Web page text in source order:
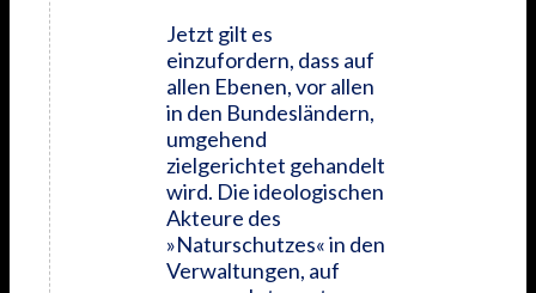
Jetzt gilt es
einzufordern, dass auf
allen Ebenen, vor allen
in den Bundesländern,
umgehend
zielgerichtet gehandelt
wird. Die ideologischen
Akteure des
»Naturschutzes« in den
Verwaltungen, auf